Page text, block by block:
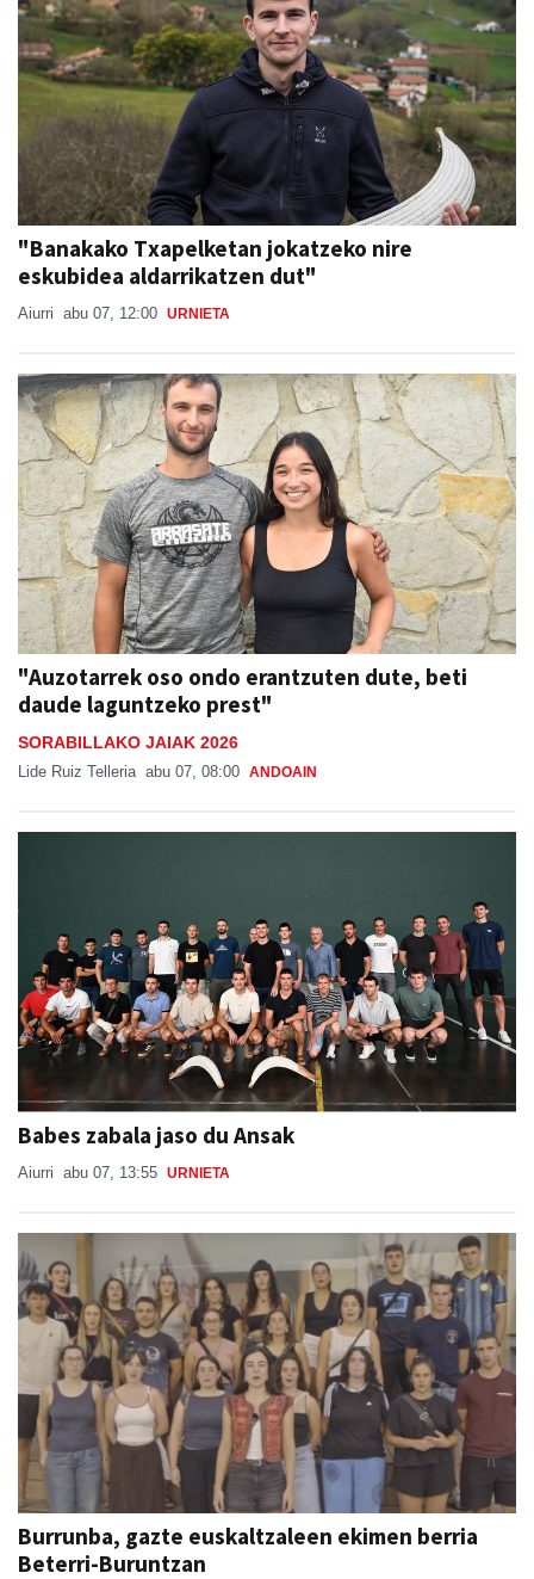
"Banakako Txapelketan jokatzeko nire
eskubidea aldarrikatzen dut"
Aiurri abu 07, 12:00 URNIETA
"Auzotarrek oso ondo erantzuten dute, beti
daude laguntzeko prest"
SORABILLAKO JAIAK 2026
Lide Ruiz Telleria abu 07, 08:00 ANDOAIN
Babes zabala jaso du Ansak
Aiurri abu 07, 13:55 URNIETA
Burrunba, gazte euskaltzaleen ekimen berria
Beterri-Buruntzan